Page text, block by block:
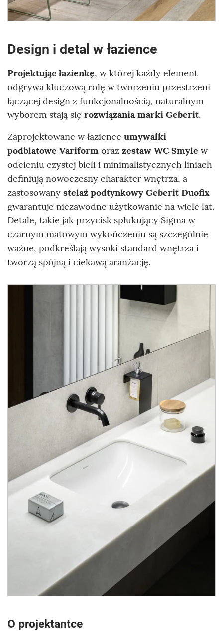
Design i detal w łazience
Projektując łazienkę, w której każdy element
odgrywa kluczową rolę w tworzeniu przestrzeni
łączącej design z funkcjonalnością, naturalnym
wyborem stają się rozwiązania marki Geberit.
Zaprojektowane w łazience umywalki
podblatowe Variform oraz zestaw WC Smyle w
odcieniu czystej bieli i minimalistycznych liniach
definiują nowoczesny charakter wnętrza, a
zastosowany stelaż podtynkowy Geberit Duofix
gwarantuje niezawodne użytkowanie na wiele lat.
Detale, takie jak przycisk spłukujący Sigma w
czarnym matowym wykończeniu są szczególnie
ważne, podkreślają wysoki standard wnętrza i
tworzą spójną i ciekawą aranżację.
O projektantce